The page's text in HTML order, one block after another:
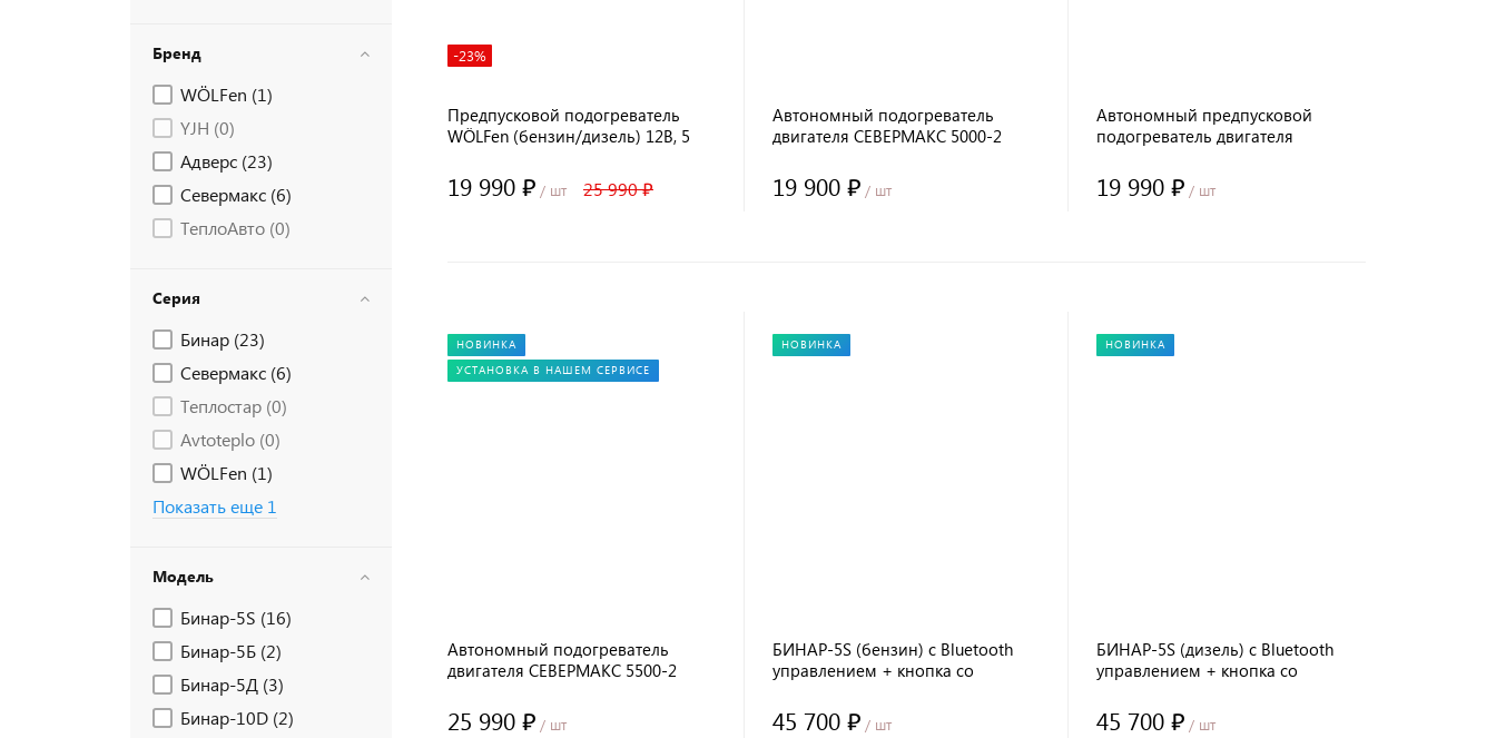
Бренд
WÖLFen (1)
YJH (0)
Адверс (23)
Севермакс (6)
ТеплоАвто (0)
Серия
Бинар (23)
Севермакс (6)
Теплостар (0)
Avtoteplo (0)
WÖLFen (1)
Показать еще 1
Модель
Бинар-5S (16)
Бинар-5Б (2)
Бинар-5Д (3)
Бинар-10D (2)
-23%
Предпусковой подогреватель
WÖLFen (бензин/дизель) 12В, 5
19 990 ₽ / шт 25 990 ₽
Автономный подогреватель
двигателя СЕВЕРМАКС 5000-2
пультом ДУ
19 900 ₽/ шт
Автономный предпусковой
подогреватель двигателя
бенз/дизель, с GSM
19 990 ₽ / шт
НОВИНКА
УСТАНОВКА В НАШЕМ СЕРВИСЕ
Автономный подогреватель
двигателя СЕВЕРМАКС 5500-2
ДУ
25 990 ₽ / шт
НОВИНКА
БИНАР-5S (бензин) с Bluetooth
управлением + кнопка со
45 700 ₽/ шт
НОВИНКА
БИНАР-5S (дизель) с Bluetooth
управлением + кнопка со
45 700 ₽ / шт